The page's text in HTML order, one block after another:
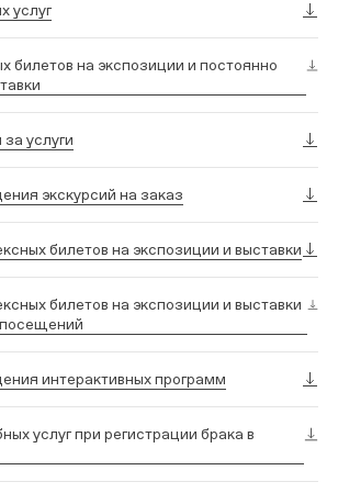
услуг
билетов на экспозиции и постоянно
услуги
экскурсий на заказ
билетов на экспозиции и выставки
билетов на экспозиции и выставки
интерактивных программ
услуг при регистрации брака в